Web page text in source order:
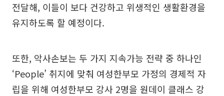
전달해, 이들이 보다 건강하고 위생적인 생활환경을
유지하도록 할 예정이다.
또한, 악사손보는 두 가지 지속가능 전략 중 하나인
‘People’ 취지에 맞춰 여성한부모 가정의 경제적 자
립을 위해 여성한부모 강사 2명을 원데이 클래스 강